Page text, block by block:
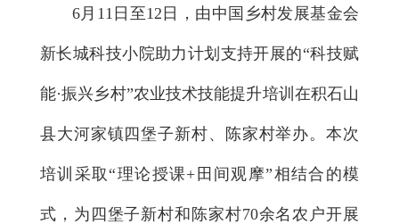
6月11日至12日，由中国乡村发展基金会
新长城科技小院助力计划支持开展的“科技赋
能·振兴乡村”农业技术技能提升培训在积石山
县大河家镇四堡子新村、陈家村举办。本次
培训采取“理论授课+田间观摩”相结合的模
式，为四堡子新村和陈家村70余名农户开展